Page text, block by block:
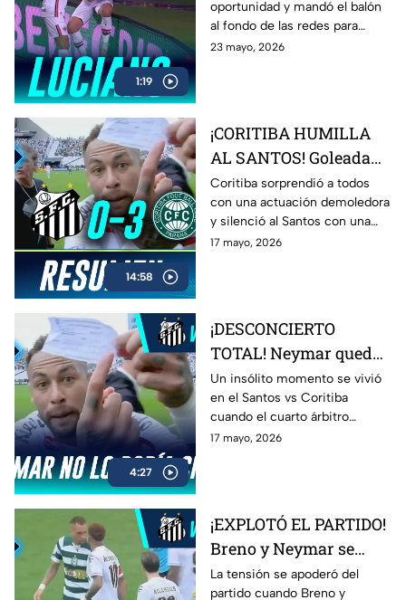
1:19
Botafogo
oportunidad y mandó el balón
al fondo de las redes para
adelantar a São Paulo frente a
23 mayo, 2026
14:58
¡CORITIBA HUMILLA
AL SANTOS! Goleada
histórica en plena
Jornada 16 del
Brasileirao
Coritiba sorprendió a todos
con una actuación demoledora
y silenció al Santos con una
goleada contundente. Golazos,
17 mayo, 2026
4:27
¡DESCONCIERTO
TOTAL! Neymar queda
confundido tras error
del cuarto árbitro en
pleno partido
Un insólito momento se vivió
en el Santos vs Coritiba
cuando el cuarto árbitro
mostró por error el número de
completamente
desconcertado en pleno
cambio.
17 mayo, 2026
¡EXPLOTÓ EL PARTIDO!
Breno y Neymar se
encaran y desatan la
La tensión se apoderó del
partido cuando Breno y